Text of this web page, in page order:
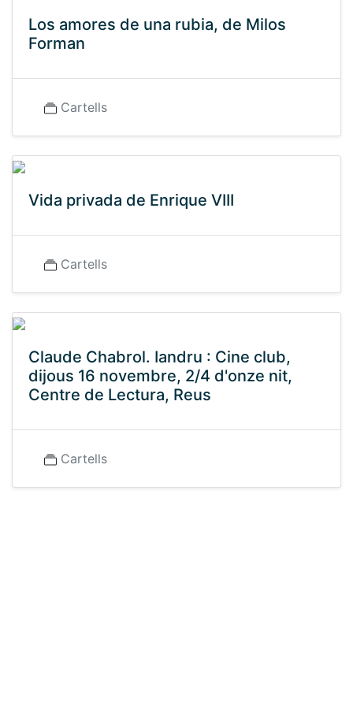
Los amores de una rubia, de Milos
Forman
Cartells
Vida privada de Enrique VIII
Cartells
Claude Chabrol. Iandru : Cine club,
dijous 16 novembre, 2/4 d'onze nit,
Centre de Lectura, Reus
Cartells